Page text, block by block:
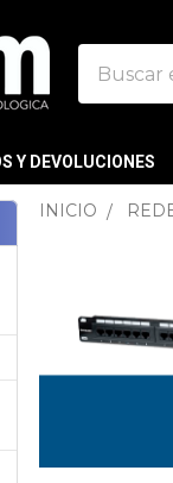
Y DEVOLUCIONES
INICIO